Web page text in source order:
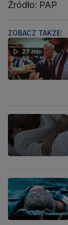
Źródło: PAP
ZOBACZ TAKŻE:
27 min